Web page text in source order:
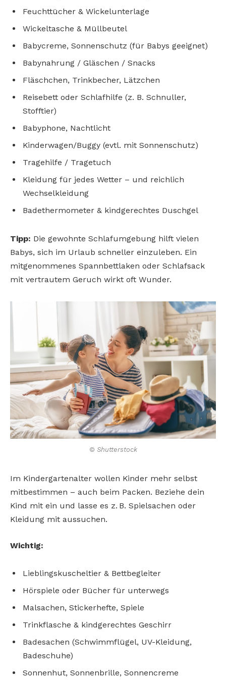
Feuchttücher & Wickelunterlage
Wickeltasche & Müllbeutel
Babycreme, Sonnenschutz (für Babys geeignet)
Babynahrung / Gläschen / Snacks
Fläschchen, Trinkbecher, Lätzchen
Reisebett oder Schlafhilfe (z. B. Schnuller,
Stofftier)
Babyphone, Nachtlicht
Kinderwagen/Buggy (evtl. mit Sonnenschutz)
Tragehilfe / Tragetuch
Kleidung für jedes Wetter – und reichlich
Wechselkleidung
Badethermometer & kindgerechtes Duschgel
Tipp: Die gewohnte Schlafumgebung hilft vielen
Babys, sich im Urlaub schneller einzuleben. Ein
mitgenommenes Spannbettlaken oder Schlafsack
mit vertrautem Geruch wirkt oft Wunder.
© Shutterstock
Im Kindergartenalter wollen Kinder mehr selbst
mitbestimmen – auch beim Packen. Beziehe dein
Kind mit ein und lasse es z. B. Spielsachen oder
Kleidung mit aussuchen.
Wichtig:
Lieblingskuscheltier & Bettbegleiter
Hörspiele oder Bücher für unterwegs
Malsachen, Stickerhefte, Spiele
Trinkflasche & kindgerechtes Geschirr
Badesachen (Schwimmflügel, UV-Kleidung,
Badeschuhe)
Sonnenhut, Sonnenbrille, Sonnencreme